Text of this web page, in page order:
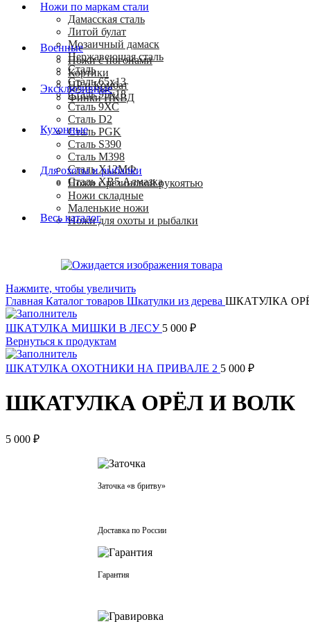
Ножи по маркам стали
Дамасская сталь
Литой булат
Мозаичный дамаск
Нержавеющая сталь
Сталь
Сталь 65х13
Сталь 95х18
Сталь 9ХС
Сталь D2
Сталь PGK
Сталь S390
Сталь M398
Сталь Х12МФ
Сталь ХВ5 Алмазка
Военные
Ножи с погонами
Кортики
HP и Комбат
Финки НКВД
Эксклюзивные
Кухонные
Для охоты и рыбалки
Ножи с резиновой рукоятью
Ножи складные
Маленькие ножи
Ножи для охоты и рыбалки
Весь каталог
Нажмите, чтобы увеличить
Главная Каталог товаров Шкатулки из дерева ШКАТУЛКА
ШКАТУЛКА МИШКИ В ЛЕСУ 5 000 ₽
Вернуться к продуктам
ШКАТУЛКА ОХОТНИКИ НА ПРИВАЛЕ 2 5 000 ₽
ШКАТУЛКА ОРЁЛ И ВОЛК
5 000 ₽
Заточка «в бритву»
Доставка по России
Гарантия